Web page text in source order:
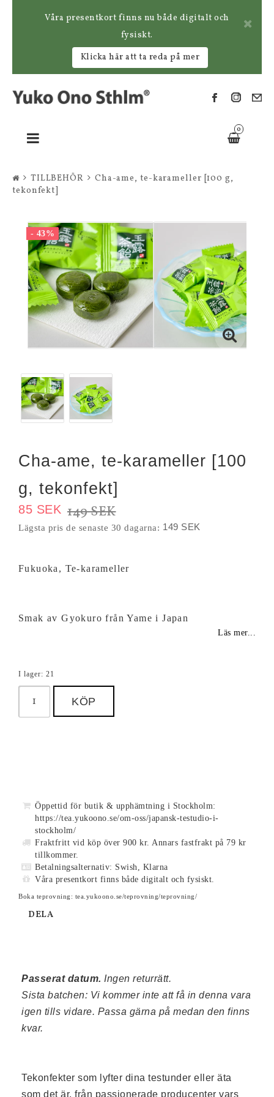
Våra presentkort finns nu både digitalt och
fysiskt.
Klicka här att ta reda på mer
0
Toggle
navigation
TILLBEHÖR
Cha-ame, te-karameller [100 g,
tekonfekt]
- 43%
Cha-ame, te-karameller [100
g, tekonfekt]
149 SEK
85 SEK
Lägsta pris de senaste 30 dagarna 149 SEK
Fukuoka, Te-karameller
Smak av Gyokuro från Yame i Japan
Läs mer...
I lager: 21
KÖP
Öppettid för butik & upphämtning i Stockholm:
https://tea.yukoono.se/om-oss/japansk-testudio-i-
stockholm/
Fraktfritt vid köp över 900 kr. Annars fastfrakt på 79 kr
tillkommer.
Betalningsalternativ: Swish, Klarna
Våra presentkort finns både digitalt och fysiskt.
Boka teprovning: tea.yukoono.se/teprovning/teprovning/
DELA
Passerat datum. Ingen returrätt.
Sista batchen: Vi kommer inte att få in denna vara
igen tills vidare. Passa gärna på medan den finns
kvar.
Tekonfekter som lyfter dina testunder eller äta
som det är, från passionerade producenter vars